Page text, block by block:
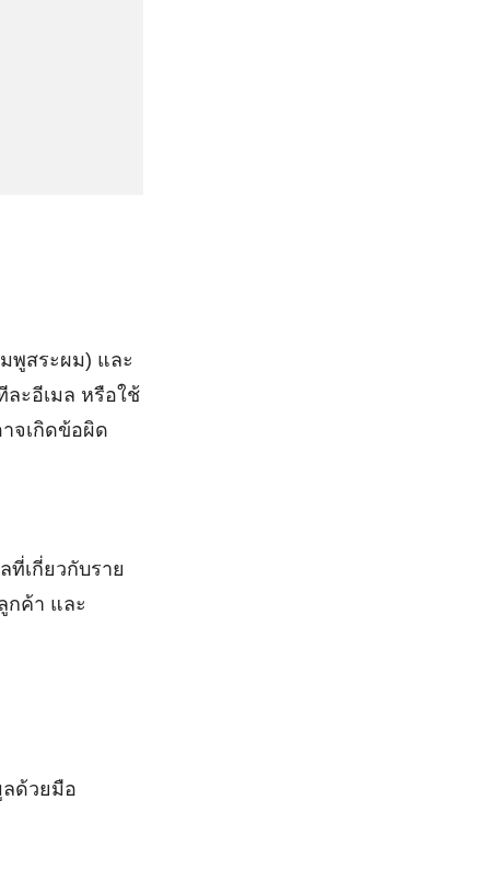
พูสระผม) และ
ะอีเมล หรือใช้
จเกิดข้อผิด
ที่เกี่ยวกับราย
กค้า และ
ด้วยมือ